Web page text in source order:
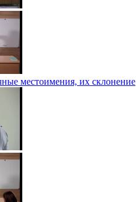
местоимения, их склонение